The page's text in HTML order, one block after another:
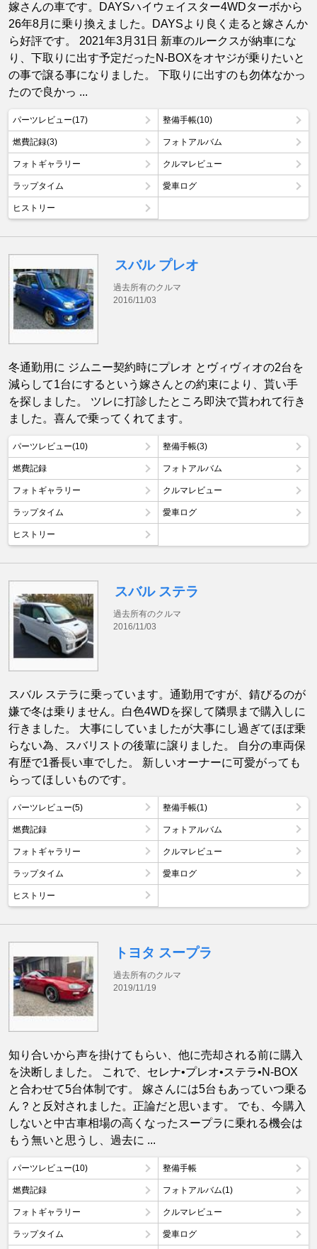
嫁さんの車です。DAYSハイウェイスター4WDターボから
26年8月に乗り換えました。DAYSより良く走ると嫁さんか
ら好評です。 2021年3月31日 新車のルークスが納車にな
り、下取りに出す予定だったN-BOXをオヤジが乗りたいと
の事で譲る事になりました。 下取りに出すのも勿体なかっ
たので良かっ ...
パーツレビュー(17) 整備手帳(10)
燃費記録(3) フォトアルバム
フォトギャラリー クルマレビュー
ラップタイム 愛車ログ
ヒストリー
スバル プレオ
過去所有のクルマ
2016/11/03
冬通勤用に ジムニー契約時にプレオ とヴィヴィオの2台を
減らして1台にするという嫁さんとの約束により、貰い手
を探しました。 ツレに打診したところ即決で貰われて行き
ました。喜んで乗ってくれてます。
パーツレビュー(10) 整備手帳(3)
燃費記録 フォトアルバム
フォトギャラリー クルマレビュー
ラップタイム 愛車ログ
ヒストリー
スバル ステラ
過去所有のクルマ
2016/11/03
スバル ステラに乗っています。通勤用ですが、錆びるのが
嫌で冬は乗りません。白色4WDを探して隣県まで購入しに
行きました。 大事にしていましたが大事にし過ぎてほぼ乗
らない為、スバリストの後輩に譲りました。 自分の車両保
有歴で1番長い車でした。 新しいオーナーに可愛がっても
らってほしいものです。
パーツレビュー(5) 整備手帳(1)
燃費記録 フォトアルバム
フォトギャラリー クルマレビュー
ラップタイム 愛車ログ
ヒストリー
トヨタ スープラ
過去所有のクルマ
2019/11/19
知り合いから声を掛けてもらい、他に売却される前に購入
を決断しました。 これで、セレナ•プレオ•ステラ•N-BOX
と合わせて5台体制です。 嫁さんには5台もあっていつ乗る
ん？と反対されました。正論だと思います。 でも、今購入
しないと中古車相場の高くなったスープラに乗れる機会は
もう無いと思うし、過去に ...
パーツレビュー(10) 整備手帳
燃費記録 フォトアルバム(1)
フォトギャラリー クルマレビュー
ラップタイム 愛車ログ